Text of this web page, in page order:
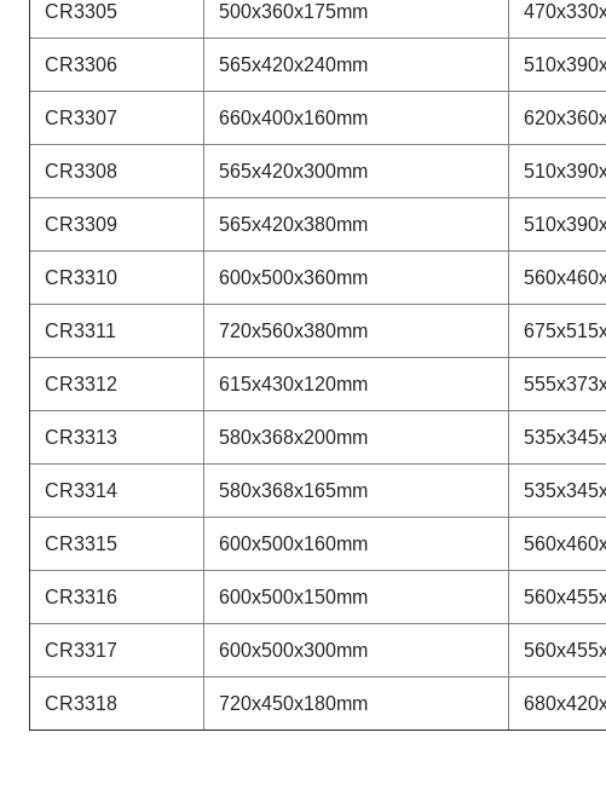
CR3305 500x360x175mm
CR3306 565x420x240mm
CR3307 660x400x160mm
CR3308 565x420x300mm
CR3309 565x420x380mm
CR3310 600x500x360mm
CR3311 720x560x380mm
CR3312 615x430x120mm
CR3313 580x368x200mm
CR3314 580x368x165mm
CR3315 600x500x160mm
CR3316 600x500x150mm
CR3317 600x500x300mm
CR3318 720x450x180mm